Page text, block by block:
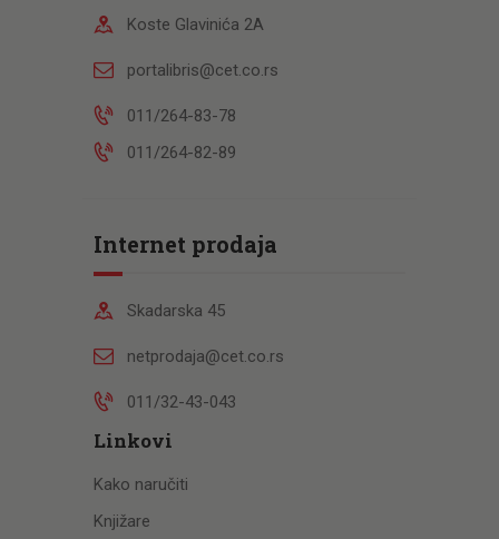
Koste Glavinića 2A
portalibris@cet.co.rs
011/264-83-78
011/264-82-89
Internet prodaja
Skadarska 45
netprodaja@cet.co.rs
011/32-43-043
Linkovi
Kako naručiti
Knjižare